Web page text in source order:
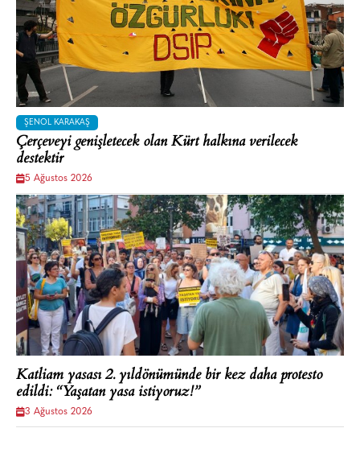
ŞENOL KARAKAŞ
Çerçeveyi genişletecek olan Kürt halkına verilecek
destektir
5 Ağustos 2026
Katliam yasası 2. yıldönümünde bir kez daha protesto
edildi: “Yaşatan yasa istiyoruz!”
3 Ağustos 2026